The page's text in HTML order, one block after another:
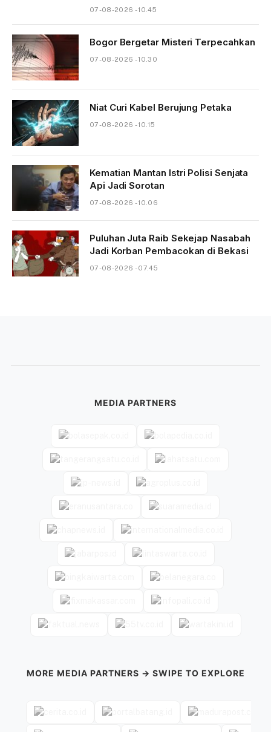
07-08-2026 - 10.45
Bogor Bergetar Misteri Terpecahkan
07-08-2026 - 10.30
Niat Curi Kabel Berujung Petaka
07-08-2026 - 10.15
Kematian Mantan Istri Polisi Senjata
Api Jadi Sorotan
07-08-2026 - 10.06
Puluhan Juta Raib Sekejap Nasabah
Jadi Korban Pembacokan di Bekasi
07-08-2026 - 07.45
MEDIA PARTNERS
MORE MEDIA PARTNERS → SWIPE TO EXPLORE